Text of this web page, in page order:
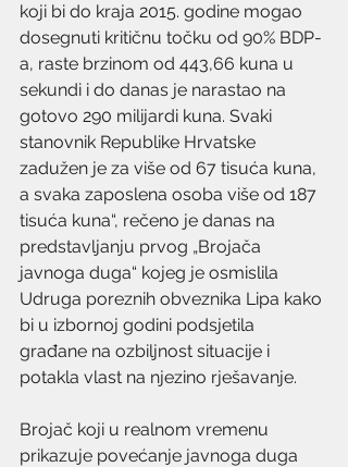
koji bi do kraja 2015. godine mogao
dosegnuti kritičnu točku od 90% BDP-
a, raste brzinom od 443,66 kuna u
sekundi i do danas je narastao na
gotovo 290 milijardi kuna. Svaki
stanovnik Republike Hrvatske
zadužen je za više od 67 tisuća kuna,
a svaka zaposlena osoba više od 187
tisuća kuna“, rečeno je danas na
predstavljanju prvog „Brojača
javnoga duga“ kojeg je osmislila
Udruga poreznih obveznika Lipa kako
bi u izbornoj godini podsjetila
građane na ozbiljnost situacije i
potakla vlast na njezino rješavanje.
Brojač koji u realnom vremenu
prikazuje povećanje javnoga duga